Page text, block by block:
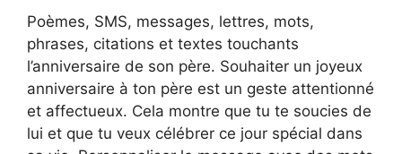
Poèmes, SMS, messages, lettres, mots,
phrases, citations et textes touchants
l’anniversaire de son père. Souhaiter un joyeux
anniversaire à ton père est un geste attentionné
et affectueux. Cela montre que tu te soucies de
lui et que tu veux célébrer ce jour spécial dans